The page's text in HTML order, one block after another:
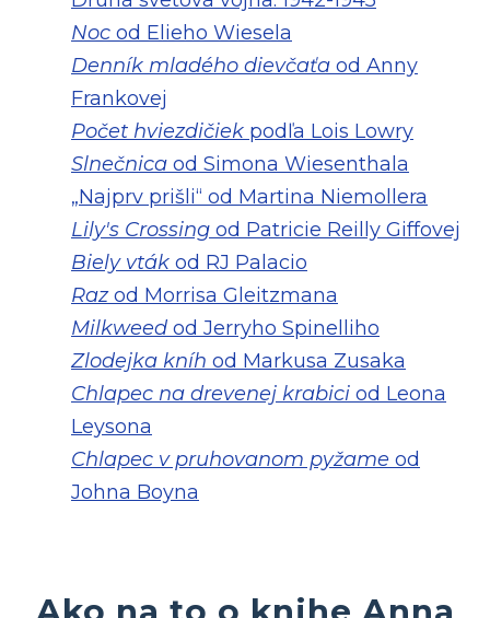
Noc od Elieho Wiesela
Denník mladého dievčaťa od Anny
Frankovej
Počet hviezdičiek podľa Lois Lowry
Slnečnica od Simona Wiesenthala
„Najprv prišli“ od Martina Niemollera
Lily's Crossing od Patricie Reilly Giffovej
Biely vták od RJ Palacio
Razod Morrisa Gleitzmana
Milkweed od Jerryho Spinelliho
Zlodejka kníh od Markusa Zusaka
Chlapec na drevenej krabici od Leona
Leysona
Chlapec v pruhovanom pyžame od
Johna Boyna